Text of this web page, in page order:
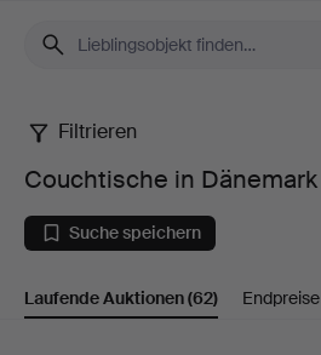
Couchtische
in
Dänemark
Filtrieren
Couchtische in Dänemark
Suche speichern
Laufende Auktionen(62) Endpreise